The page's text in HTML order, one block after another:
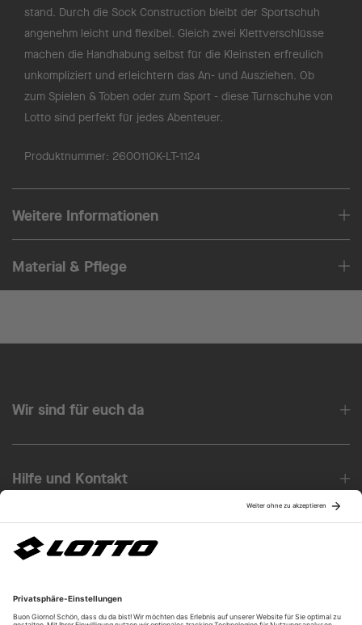
stand. Durch die Sock Construction bleibt der Sportschuh
angenehm leicht und flexibel. Gleich zwei Klettverschlüsse
machen die Handhabung selbst für die Kleinsten erfreulich
unkompliziert und erleichtern das An- und Ausziehen. Ob
zum Spielen & Toben oder zum Sport - diese Turnschuhe von
Lotto sind perfekt für jedes Abenteuer.
Produktnummer: 2600110K-LT-1124
Weitere Informationen
Material & Pflege
Wir sind für euch da
Hilfe und Kontakt
Über uns
Unsere Vorteile